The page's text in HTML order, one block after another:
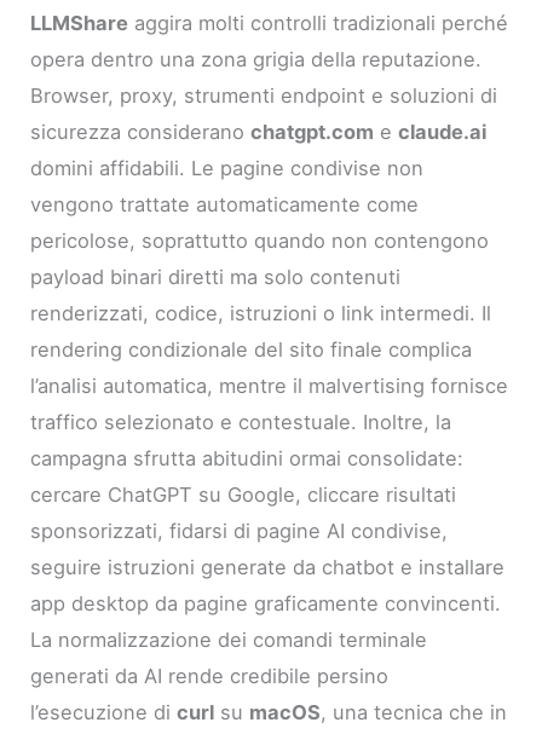
LLMShare aggira molti controlli tradizionali perché
opera dentro una zona grigia della reputazione.
Browser, proxy, strumenti endpoint e soluzioni di
sicurezza consideranochatgpt.com eclaude.ai
domini affidabili. Le pagine condivise non
vengono trattate automaticamente come
pericolose, soprattutto quando non contengono
payload binari diretti ma solo contenuti
renderizzati, codice, istruzioni o link intermedi. Il
rendering condizionale del sito finale complica
l’analisi automatica, mentre il malvertising fornisce
traffico selezionato e contestuale. Inoltre, la
campagna sfrutta abitudini ormai consolidate:
cercare ChatGPT su Google, cliccare risultati
sponsorizzati, fidarsi di pagine AI condivise,
seguire istruzioni generate da chatbot e installare
app desktop da pagine graficamente convincenti.
La normalizzazione dei comandi terminale
generati da AI rende credibile persino
l’esecuzione dicurl su macOS, una tecnica che in